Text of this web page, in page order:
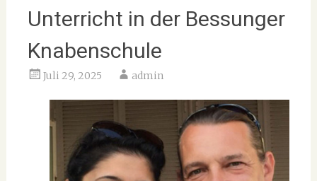
Unterricht in der Bessunger
Knabenschule
Juli 29, 2025 admin